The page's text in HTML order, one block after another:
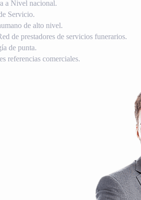
a Nivel nacional.
Servicio.
de alto nivel.
de prestadores de servicios funerarios.
de punta.
referencias comerciales.